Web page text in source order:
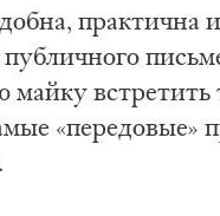
прак­тич­на
«пе­ре­до­вые»